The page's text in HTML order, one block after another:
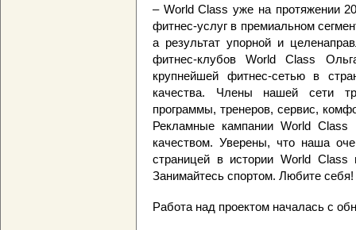
– World Class уже на протяжении
фитнес-услуг в премиальном
а результат упорной и
фитнес-клубов World Class
крупнейшей фитнес-сетью в
качества. Члены нашей сети
программы, тренеров, сервис,
Рекламные кампании World Class
качеством. Уверены, что наша
страницей в истории World
Занимайтесь спортом. Любите себя!
Работа над проектом началась с